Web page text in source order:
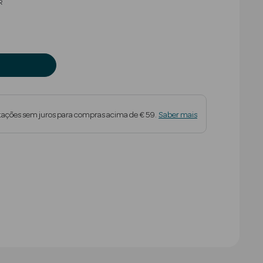
sem juros para compras acima de € 59. Saber mais